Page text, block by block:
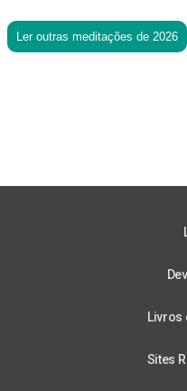
Ler outras meditações de 2026
Livros
Sites